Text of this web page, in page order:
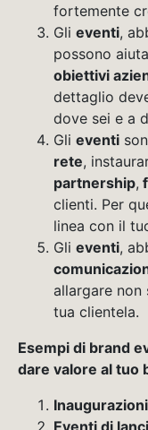
fortemente
Gli eventi,
possono
obiettivi
dettaglio
dove sei e a
Gli eventi
rete,
partnership,
clienti. Per
linea con il
Gli eventi,
allargare non
tua clientela.
Esempi di brand
dare valore al tuo